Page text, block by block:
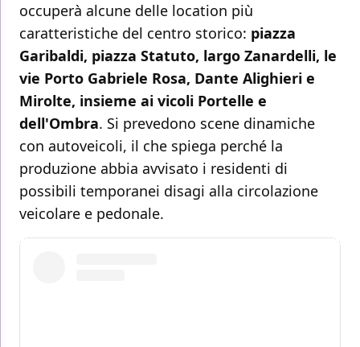
occuperà alcune delle location più
caratteristiche del centro storico: piazza
Garibaldi, piazza Statuto, largo Zanardelli, le
vie Porto Gabriele Rosa, Dante Alighieri e
Mirolte, insieme ai vicoli Portelle e
dell'Ombra. Si prevedono scene dinamiche
con autoveicoli, il che spiega perché la
produzione abbia avvisato i residenti di
possibili temporanei disagi alla circolazione
veicolare e pedonale.